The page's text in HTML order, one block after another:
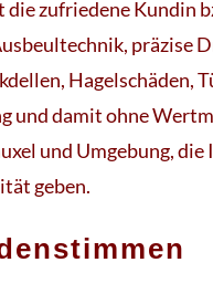
zufriedene Kundin
präzise
Hagelschäden,
damit ohne
und Umgebung,
geben.